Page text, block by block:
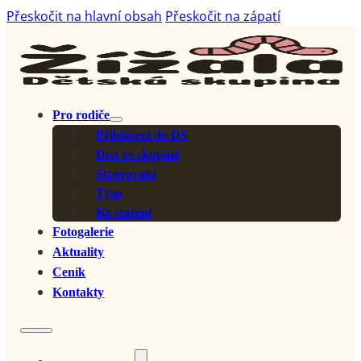
Přeskočit na hlavní obsah Přeskočit na zápatí
Pro rodiče
Přihlášení do DS
Den ve skupině
Stravování
Tým
Ke stažení
Fotogalerie
Aktuality
Ceník
Kontakty